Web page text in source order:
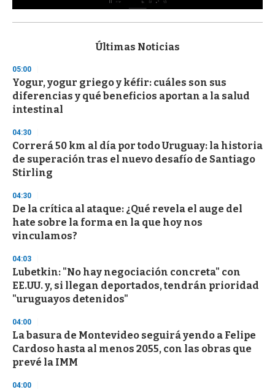
s
d
s
o
f
3
s
e
c
o
n
s
Últimas Noticias
05:00
Yogur, yogur griego y kéfir: cuáles son sus
diferencias y qué beneficios aportan a la salud
intestinal
04:30
Correrá 50 km al día por todo Uruguay: la historia
de superación tras el nuevo desafío de Santiago
Stirling
04:30
De la crítica al ataque: ¿Qué revela el auge del
hate sobre la forma en la que hoy nos
vinculamos?
04:03
Lubetkin: "No hay negociación concreta" con
EE.UU. y, si llegan deportados, tendrán prioridad
"uruguayos detenidos"
04:00
La basura de Montevideo seguirá yendo a Felipe
Cardoso hasta al menos 2055, con las obras que
prevé la IMM
04:00